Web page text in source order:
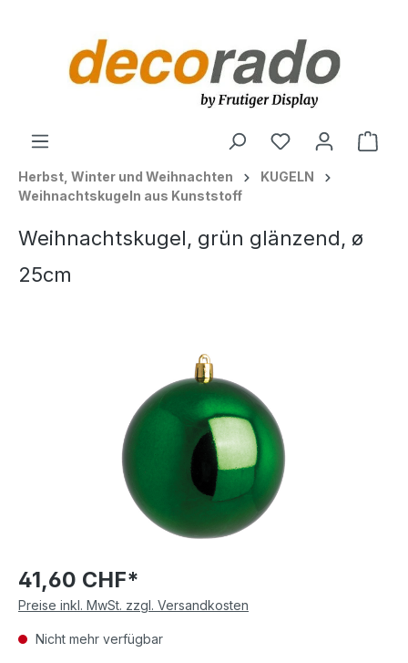
Herbst, Winter und Weihnachten
KUGELN
Weihnachtskugeln aus Kunststoff
Weihnachtskugel, grün glänzend, ø
25cm
41,60 CHF*
Preise inkl. MwSt. zzgl. Versandkosten
Nicht mehr verfügbar